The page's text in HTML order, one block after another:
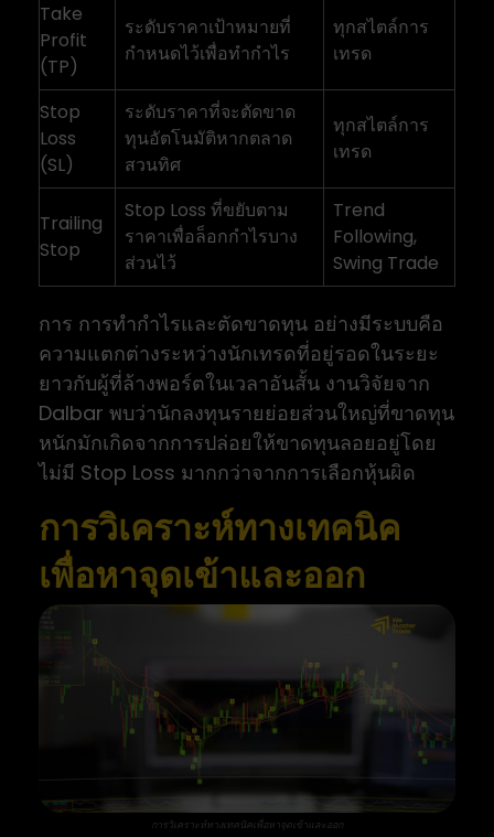
Take
Profit
(TP)
ระดับราคาเป้าหมายที่
กำหนดไว้เพื่อทำกำไร
ทุกสไตล์การ
เทรด
Stop
Loss
(SL)
ระดับราคาที่จะตัดขาด
ทุนอัตโนมัติหากตลาด
สวนทิศ
ทุกสไตล์การ
เทรด
Trailing
Stop
Stop Loss ที่ขยับตาม
ราคาเพื่อล็อกกำไรบาง
ส่วนไว้
Trend
Following,
Swing Trade
การ การทำกำไรและตัดขาดทุน อย่างมีระบบคือ
ความแตกต่างระหว่างนักเทรดที่อยู่รอดในระยะ
ยาวกับผู้ที่ล้างพอร์ตในเวลาอันสั้น งานวิจัยจาก
Dalbar พบว่านักลงทุนรายย่อยส่วนใหญ่ที่ขาดทุน
หนักมักเกิดจากการปล่อยให้ขาดทุนลอยอยู่โดย
ไม่มี Stop Loss มากกว่าจากการเลือกหุ้นผิด
การวิเคราะห์ทางเทคนิค
เพื่อหาจุดเข้าและออก
การวิเคราะห์ทางเทคนิคเพื่อหาจุดเข้าและออก